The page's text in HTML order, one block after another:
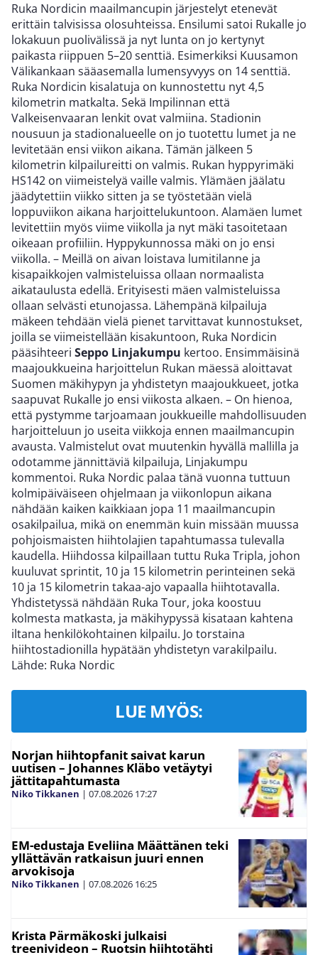
Ruka Nordicin maailmancupin järjestelyt etenevät
erittäin talvisissa olosuhteissa. Ensilumi satoi Rukalle jo
lokakuun puolivälissä ja nyt lunta on jo kertynyt
paikasta riippuen 5–20 senttiä. Esimerkiksi Kuusamon
Välikankaan sääasemalla lumensyvyys on 14 senttiä.
Ruka Nordicin kisalatuja on kunnostettu nyt 4,5
kilometrin matkalta. Sekä Impilinnan että
Valkeisenvaaran lenkit ovat valmiina. Stadionin
nousuun ja stadionalueelle on jo tuotettu lumet ja ne
levitetään ensi viikon aikana. Tämän jälkeen 5
kilometrin kilpailureitti on valmis. Rukan hyppyrimäki
HS142 on viimeistelyä vaille valmis. Ylämäen jäälatu
jäädytettiin viikko sitten ja se työstetään vielä
loppuviikon aikana harjoittelukuntoon. Alamäen lumet
levitettiin myös viime viikolla ja nyt mäki tasoitetaan
oikeaan profiiliin. Hyppykunnossa mäki on jo ensi
viikolla. – Meillä on aivan loistava lumitilanne ja
kisapaikkojen valmisteluissa ollaan normaalista
aikataulusta edellä. Erityisesti mäen valmisteluissa
ollaan selvästi etunojassa. Lähempänä kilpailuja
mäkeen tehdään vielä pienet tarvittavat kunnostukset,
joilla se viimeistellään kisakuntoon, Ruka Nordicin
pääsihteeri Seppo Linjakumpu kertoo. Ensimmäisinä
maajoukkueina harjoittelun Rukan mäessä aloittavat
Suomen mäkihypyn ja yhdistetyn maajoukkueet, jotka
saapuvat Rukalle jo ensi viikosta alkaen. – On hienoa,
että pystymme tarjoamaan joukkueille mahdollisuuden
harjoitteluun jo useita viikkoja ennen maailmancupin
avausta. Valmistelut ovat muutenkin hyvällä mallilla ja
odotamme jännittäviä kilpailuja, Linjakumpu
kommentoi. Ruka Nordic palaa tänä vuonna tuttuun
kolmipäiväiseen ohjelmaan ja viikonlopun aikana
nähdään kaiken kaikkiaan jopa 11 maailmancupin
osakilpailua, mikä on enemmän kuin missään muussa
pohjoismaisten hiihtolajien tapahtumassa tulevalla
kaudella. Hiihdossa kilpaillaan tuttu Ruka Tripla, johon
kuuluvat sprintit, 10 ja 15 kilometrin perinteinen sekä
10 ja 15 kilometrin takaa-ajo vapaalla hiihtotavalla.
Yhdistetyssä nähdään Ruka Tour, joka koostuu
kolmesta matkasta, ja mäkihypyssä kisataan kahtena
iltana henkilökohtainen kilpailu. Jo torstaina
hiihtostadionilla hypätään yhdistetyn varakilpailu.
Lähde: Ruka Nordic
LUE MYÖS:
Norjan hiihtopfanit saivat karun
uutisen – Johannes Kläbo vetäytyi
jättitapahtumasta
Niko Tikkanen | 07.08.2026 17:27
EM-edustaja Eveliina Määttänen teki
yllättävän ratkaisun juuri ennen
arvokisoja
Niko Tikkanen | 07.08.2026 16:25
Krista Pärmäkoski julkaisi
treenivideon – Ruotsin hiihtotähti